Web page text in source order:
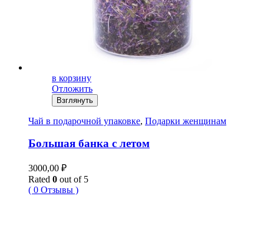
в корзину
Отложить
Взглянуть
Чай в подарочной упаковке, Подарки женщинам
Большая банка с летом
3000,00 ₽
Rated 0 out of 5
( 0 Отзывы )